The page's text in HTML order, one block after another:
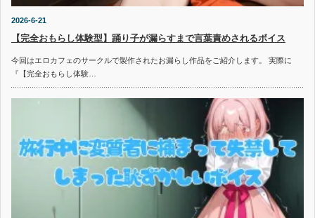
2026-6-21
【完全おもらし体験型】踊り子が漏らすまで言葉責めされるボイス
今回はエロカフェのサークルで製作されたお漏らし作品をご紹介します。 実際に
『【完全おもらし体験…